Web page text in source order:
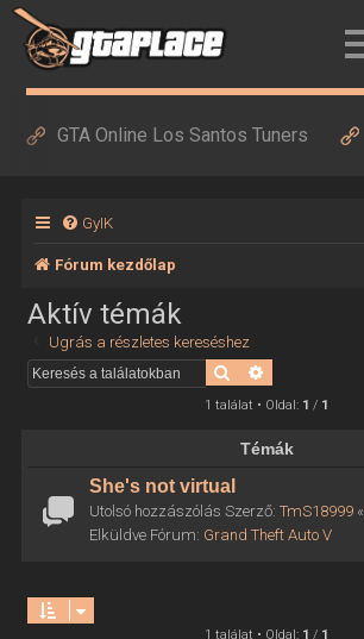
GTA Online Los Santos Tuners
GyIK
Fórum kezdőlap
Aktív témák
Ugrás a részletes kereséshez
Keresés
1 találat • Oldal: 1 / 1
Témák
She's not virtual
Utolsó hozzászólás Szerző: TmS18999«
Elküldve Fórum: Grand Theft Auto V
1 találat • Oldal: 1 / 1